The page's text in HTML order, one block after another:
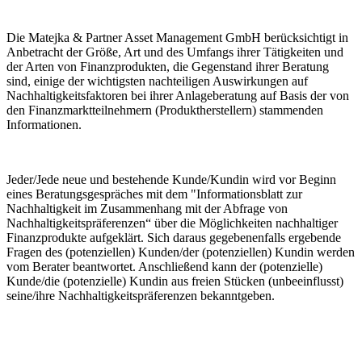
Die Matejka & Partner Asset Management GmbH berücksichtigt in
Anbetracht der Größe, Art und des Umfangs ihrer Tätigkeiten und
der Arten von Finanzprodukten, die Gegenstand ihrer Beratung
sind, einige der wichtigsten nachteiligen Auswirkungen auf
Nachhaltigkeitsfaktoren bei ihrer Anlageberatung auf Basis der von
den Finanzmarktteilnehmern (Produktherstellern) stammenden
Informationen.
Jeder/Jede neue und bestehende Kunde/Kundin wird vor Beginn
eines Beratungsgespräches mit dem "Informationsblatt zur
Nachhaltigkeit im Zusammenhang mit der Abfrage von
Nachhaltigkeitspräferenzen“ über die Möglichkeiten nachhaltiger
Finanzprodukte aufgeklärt. Sich daraus gegebenenfalls ergebende
Fragen des (potenziellen) Kunden/der (potenziellen) Kundin werden
vom Berater beantwortet. Anschließend kann der (potenzielle)
Kunde/die (potenzielle) Kundin aus freien Stücken (unbeeinflusst)
seine/ihre Nachhaltigkeitspräferenzen bekanntgeben.